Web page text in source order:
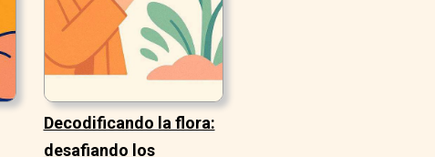
Decodificando la flora:
desafiando los